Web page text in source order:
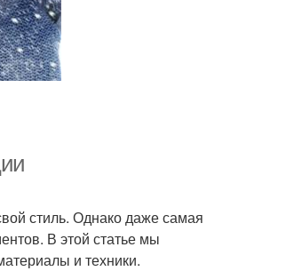
стиль. Однако даже самая
В этой статье мы
и техники.